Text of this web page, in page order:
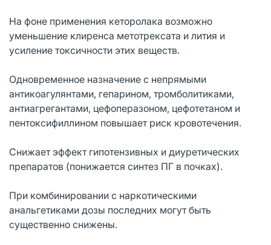
На фоне применения кеторолака возможно
уменьшение клиренса метотрексата и лития и
усиление токсичности этих веществ.
Одновременное назначение с непрямыми
антикоагулянтами, гепарином, тромболитиками,
антиагрегантами, цефоперазоном, цефотетаном и
пентоксифиллином повышает риск кровотечения.
Снижает эффект гипотензивных и диуретических
препаратов (понижается синтез ПГ в почках).
При комбинировании с наркотическими
анальгетиками дозы последних могут быть
существенно снижены.